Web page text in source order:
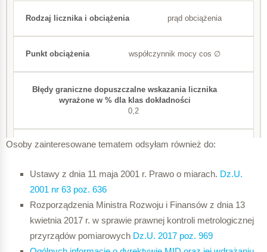
prąd obciążenia
współczynnik mocy cos ∅
0,2
0,5
2
Osoby zainteresowane tematem odsyłam również do:
Ustawy z dnia 11 maja 2001 r. Prawo o miarach. Dz.U.
2001 nr 63 poz. 636
Rozporządzenia Ministra Rozwoju i Finansów z dnia 13
kwietnia 2017 r. w sprawie prawnej kontroli metrologicznej
przyrządów pomiarowych Dz.U. 2017 poz. 969